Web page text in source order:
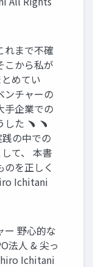
れまで不確
こから私が
めてい
ンチャーの
⼿企業での
した ﹅ ﹅
の中での
て、 本書
のを正しく
Ichitani
ー 野⼼的な
法⼈ & 尖っ
Ichitani